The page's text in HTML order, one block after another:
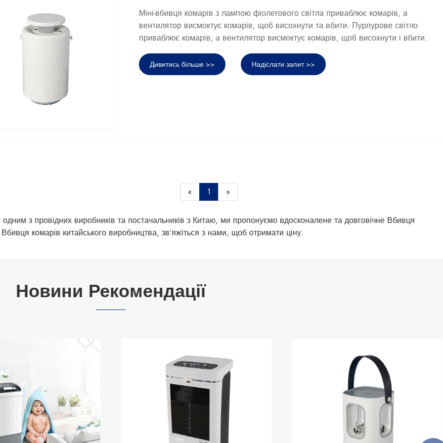
Міні-вбивця комарів з лампою фіолетового світла приваблює комарів, а
вентилятор висмоктує комарів, щоб висохнути та вбити. Пурпурове світло
приваблює комарів, а вентилятор висмоктує комарів, щоб висохнути і вбити.
Дивитись більше >> Надіслати запит >>
« 1 »
з провідних виробників та постачальників з Китаю, ми пропонуємо вдосконалене та довговічне Вбивця
комарів китайського виробництва, зв’яжіться з нами, щоб отримати ціну.
Новини Рекомендації